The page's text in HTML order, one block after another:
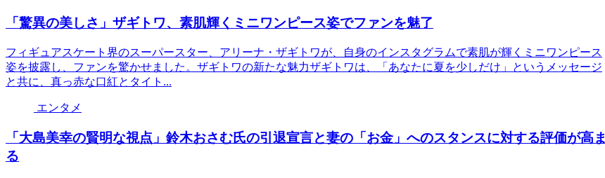
「驚異の美しさ」ザギトワ、素肌輝くミニワンピース姿でファンを魅了
フィギュアスケート界のスーパースター、アリーナ・ザギトワが、自身のインスタグラムで素肌が輝くミニワンピース
姿を披露し、ファンを驚かせました。ザギトワの新たな魅力ザギトワは、「あなたに夏を少しだけ」というメッセージ
と共に、真っ赤な口紅とタイト...
エンタメ
「大島美幸の賢明な視点」鈴木おさむ氏の引退宣言と妻の「お金」へのスタンスに対する評価が高ま
る